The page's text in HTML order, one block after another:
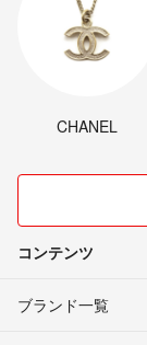
CHANEL
コンテンツ
ブランド一覧